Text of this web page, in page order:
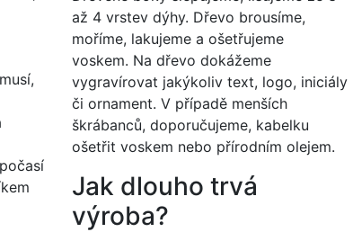
až 4 vrstev dýhy. Dřevo brousíme,
moříme, lakujeme a ošetřujeme
voskem. Na dřevo dokážeme
vygravírovat jakýkoliv text, logo, iniciály
či ornament. Vpřípadě menších
škrábanců, doporučujeme, kabelku
ošetřit voskem nebo přírodním olejem.
Jak dlouho trvá
výroba?